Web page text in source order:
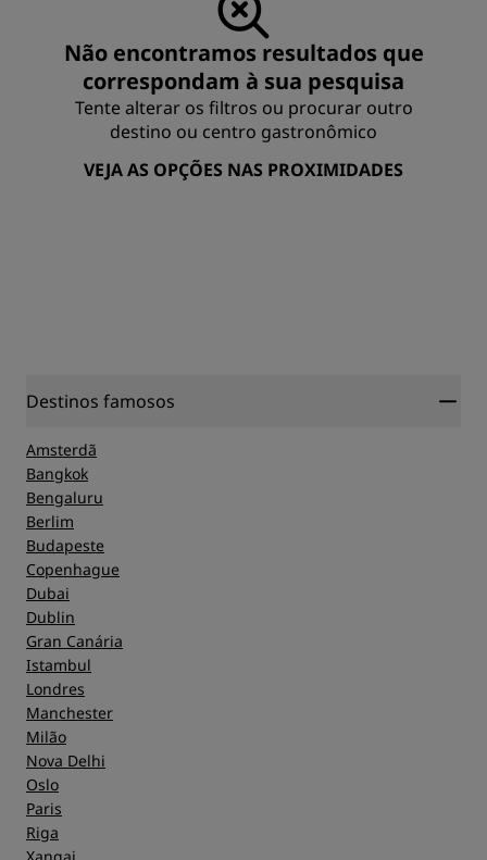
Não encontramos resultados que
correspondam à sua pesquisa
Tente alterar os filtros ou procurar outro
destino ou centro gastronômico
VEJA AS OPÇÕES NAS PROXIMIDADES
Destinos famosos
Amsterdã
Bangkok
Bengaluru
Berlim
Budapeste
Copenhague
Dubai
Dublin
Gran Canária
Istambul
Londres
Manchester
Milão
Nova Delhi
Oslo
Paris
Riga